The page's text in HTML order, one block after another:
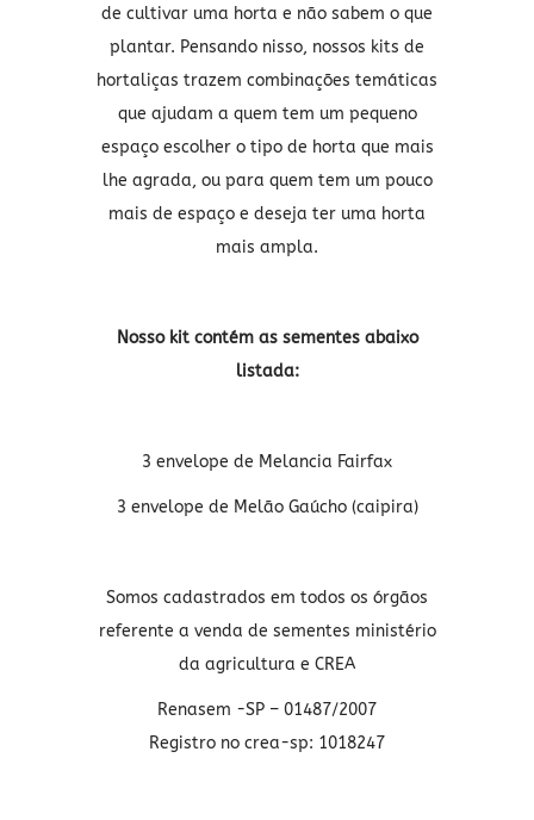
de cultivar uma horta e não sabem o que
plantar. Pensando nisso, nossos kits de
hortaliças trazem combinações temáticas
que ajudam a quem tem um pequeno
espaço escolher o tipo de horta que mais
lhe agrada, ou para quem tem um pouco
mais de espaço e deseja ter uma horta
mais ampla.
Nosso kit contém as sementes abaixo
listada:
3 envelope de Melancia Fairfax
3 envelope de Melão Gaúcho (caipira)
Somos cadastrados em todos os órgãos
referente a venda de sementes ministério
da agricultura e CREA
Renasem -SP – 01487/2007
Registro no crea-sp: 1018247